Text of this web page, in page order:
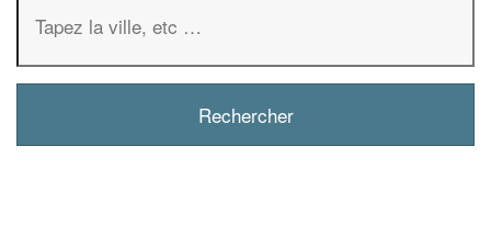
✕
Vous êtes un
professionnel ?